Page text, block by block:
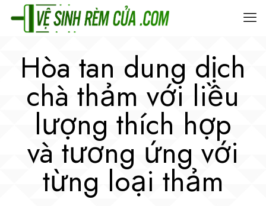
Hòa tan dung dịch
chà thảm với liều
lượng thích hợp
và tương ứng với
từng loại thảm